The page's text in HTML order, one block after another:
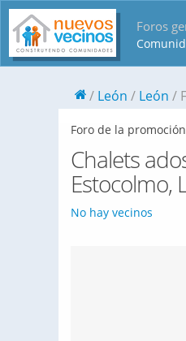
Foros
León León
Foro de la promoción
Chalets
Estocolmo,
No hay vecinos